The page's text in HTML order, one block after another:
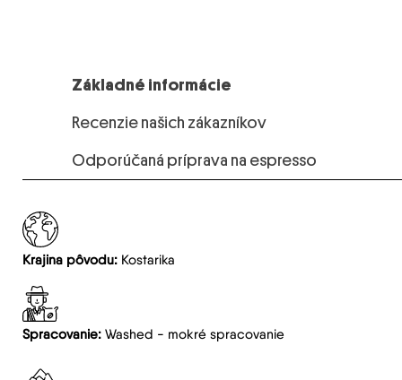
Základné informácie
Recenzie našich zákazníkov
Odporúčaná príprava na espresso
Krajina pôvodu: Kostarika
Spracovanie:Washed - mokré spracovanie